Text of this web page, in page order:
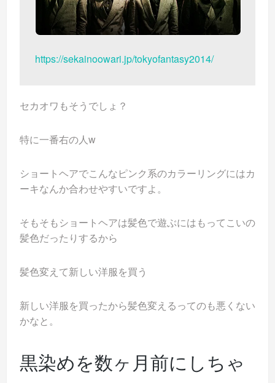
https://sekainoowari.jp/tokyofantasy2014/
セカオワもそうでしょ？
特に一番右の人w
ショートヘアでこんなピンク系のカラーリングにはカ
ーキなんか合わせやすいですよ。
そもそもショートヘアは髪色で遊ぶにはもってこいの
髪色だったりするから
髪色変えて新しい洋服を買う
新しい洋服を買ったから髪色変えるってのも悪くない
かなと。
黒染めを数ヶ月前にしちゃ